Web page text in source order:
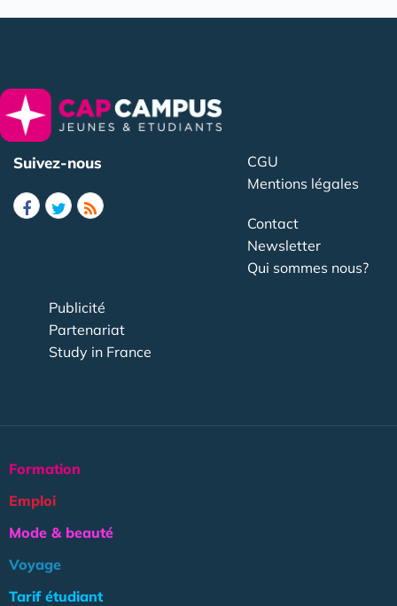
Suivez-nous
CGU
Mentions légales
Contact
Newsletter
Qui sommes nous?
Publicité
Partenariat
Study in France
Formation
Emploi
Mode & beauté
Voyage
Tarif étudiant